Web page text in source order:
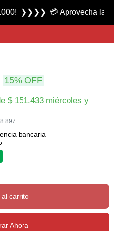
R7 marca Florida Camping
15% OFF
$151.433 miércoles y
bancaria
al carrito
Ahora
💳 Aprovecha las 3